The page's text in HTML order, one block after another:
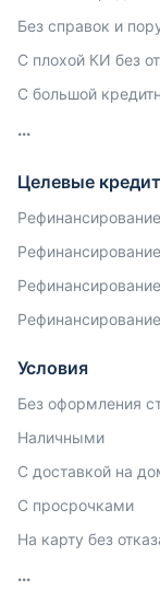
Без справок и
С плохой КИ без
С большой
Целевые
Рефинансирование
Условия
Без оформления
Наличными
С доставкой на
С просрочками
На карту без